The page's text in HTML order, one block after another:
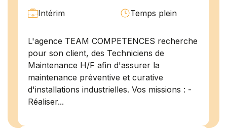
Intérim
Temps plein
L'agence TEAM COMPETENCES recherche
pour son client, des Techniciens de
Maintenance H/F afin d'assurer la
maintenance préventive et curative
d'installations industrielles. Vos missions : -
Réaliser...